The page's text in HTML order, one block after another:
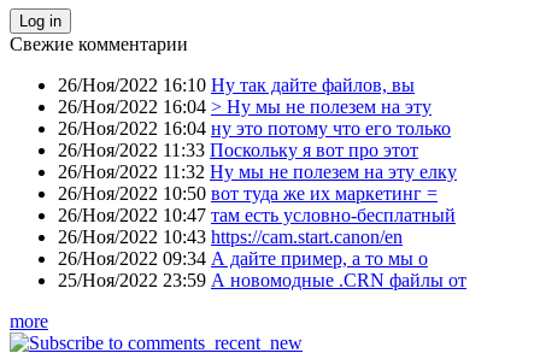
Свежие комментарии
26/Ноя/2022 16:10 Ну так дайте файлов, вы
26/Ноя/2022 16:04 > Ну мы не полезем на эту
26/Ноя/2022 16:04 ну это потому что его только
26/Ноя/2022 11:33 Поскольку я вот про этот
26/Ноя/2022 11:32 Ну мы не полезем на эту елку
26/Ноя/2022 10:50 вот туда же их маркетинг =
26/Ноя/2022 10:47 там есть условно-бесплатный
26/Ноя/2022 10:43 https://cam.start.canon/en
26/Ноя/2022 09:34 А дайте пример, а то мы о
25/Ноя/2022 23:59 А новомодные .CRN файлы от
more